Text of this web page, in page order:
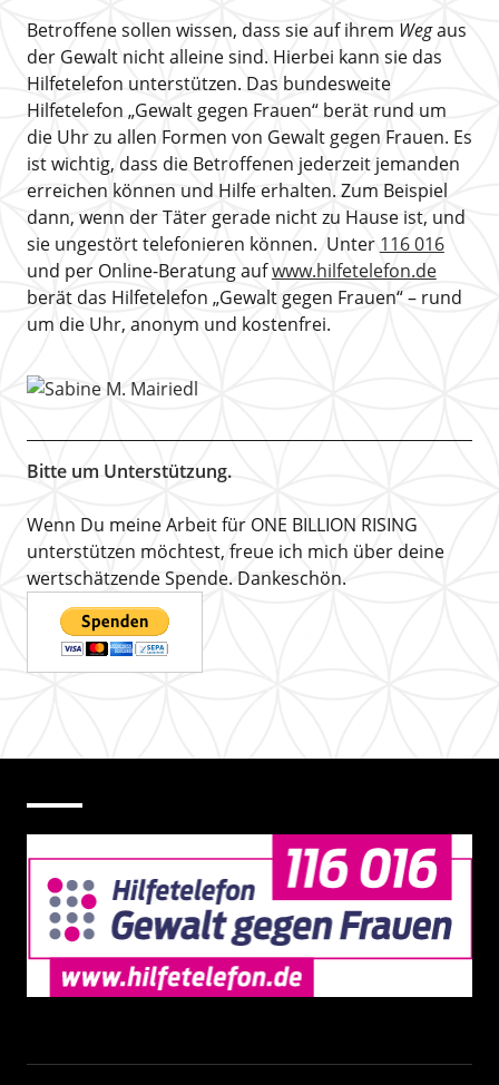
Betroffene sollen wissen, dass sie auf ihrem Wegaus
der Gewalt nicht alleine sind. Hierbei kann sie das
Hilfetelefon unterstützen. Das bundesweite
Hilfetelefon „Gewalt gegen Frauen“ berät rund um
die Uhr zu allen Formen von Gewalt gegen Frauen. Es
ist wichtig, dass die Betroffenen jederzeit jemanden
erreichen können und Hilfe erhalten. Zum Beispiel
dann, wenn der Täter gerade nicht zu Hause ist, und
sie ungestört telefonieren können. Unter 116 016
und per Online-Beratung aufwww.hilfetelefon.de
berät das Hilfetelefon „Gewalt gegen Frauen“ – rund
um die Uhr, anonym und kostenfrei.
Bitte um Unterstützung.
Wenn Du meine Arbeit für ONE BILLION RISING
unterstützen möchtest, freue ich mich über deine
wertschätzende Spende. Dankeschön.